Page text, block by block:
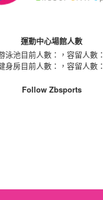
運動中心場館人數
泳池目前人數：
，容留人數：
身房目前人數：
，容留人數：
Follow Zbsports